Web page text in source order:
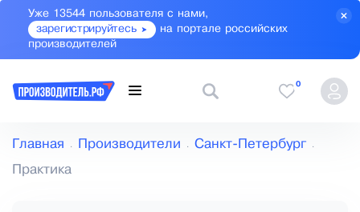
Уже 13544 пользователя с нами,
зарегистрируйтесь
на портале российских
производителей
0
Главная Производители Санкт-Петербург
Практика